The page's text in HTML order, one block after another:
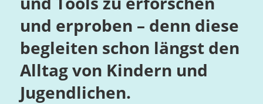
und erproben – denn diese
begleiten schon längst den
Alltag von Kindern und
Jugendlichen.